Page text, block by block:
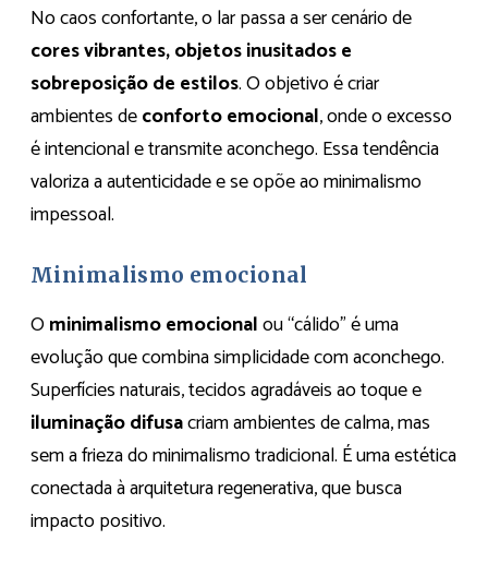
No caos confortante, o lar passa a ser cenário de
cores vibrantes, objetos inusitados e
sobreposição de estilos. O objetivo é criar
ambientes deconforto emocional, onde o excesso
é intencional e transmite aconchego. Essa tendência
valoriza a autenticidade e se opõe ao minimalismo
impessoal.
Minimalismo emocional
O minimalismo emocionalou “cálido” é uma
evolução que combina simplicidade com aconchego.
Superfícies naturais, tecidos agradáveis ao toque e
iluminação difusacriam ambientes de calma, mas
sem a frieza do minimalismo tradicional. É uma estética
conectada à arquitetura regenerativa, que busca
impacto positivo.